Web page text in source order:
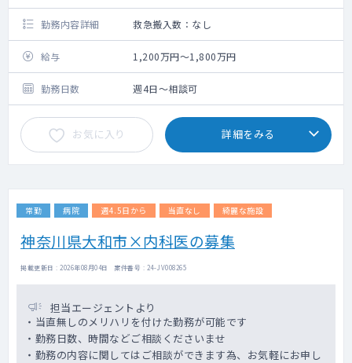
勤務内容詳細 救急搬入数：なし
給与 1,200万円～1,800万円
勤務日数 週4日～相談可
お気に入り 詳細をみる
常勤 病院 週4.5日から 当直なし 綺麗な施設
神奈川県大和市×内科医の募集
掲載更新日 : 2026年08月04日 案件番号 : 24-JV008265
担当エージェントより
・当直無しのメリハリを付けた勤務が可能です
・勤務日数、時間などご相談くださいませ
・勤務の内容に関してはご相談ができます為、お気軽にお申し